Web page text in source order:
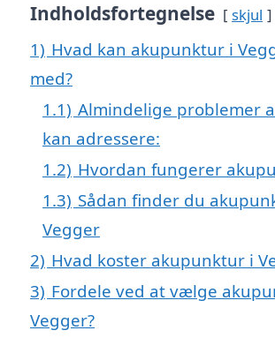
Indholdsfortegnelse skjul
1) Hvad kan akupunktur i
med?
1.1) Almindelige problemer
kan adressere:
1.2) Hvordan fungerer
1.3) Sådan finder du
Vegger
2) Hvad koster akupunktur i
3) Fordele ved at vælge
Vegger?